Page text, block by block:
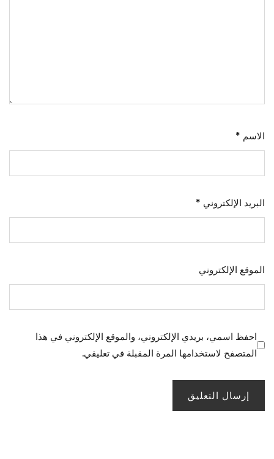
الاسم *
البريد الإلكتروني *
الموقع الإلكتروني
احفظ اسمي، بريدي الإلكتروني، والموقع الإلكتروني في هذا
المتصفح لاستخدامها المرة المقبلة في تعليقي.